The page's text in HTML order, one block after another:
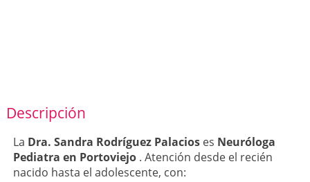
Descripción
La Dra. Sandra Rodríguez Palacioses Neuróloga
Pediatra en Portoviejo. Atención desde el recién
nacido hasta el adolescente, con: